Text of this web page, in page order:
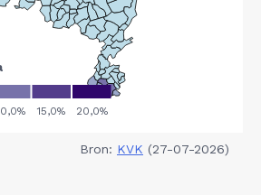
Bron: KVK (27-07-2026)